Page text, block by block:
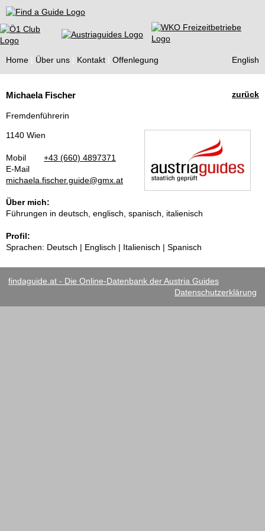
Find a Guide
Home Über uns Kontakt Offenlegung English
Guides
zurück
Michaela Fischer
Fremdenführerin
1140 Wien
Mobil
+43 (660) 4897371
E-Mail
michaela.fischer.guide@gmx.at
Über mich:
Führungen in deutsch, englisch, spanisch, italienisch
Profil:
Sprachen: Deutsch | Englisch | Italienisch | Spanisch
findaguide.at - Die Online-Datenbank der Austria Guides
Datenschutzerklärung